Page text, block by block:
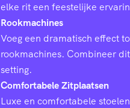
elke rit een feestelijke
Rookmachines
Voeg een dramatisch effect
rookmachines. Combineer
setting.
Comfortabele Zitplaatsen
Luxe en comfortabele